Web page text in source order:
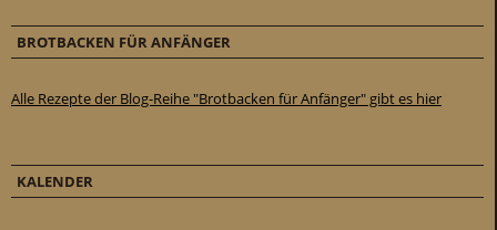
BROTBACKEN FÜR ANFÄNGER
Alle Rezepte der Blog-Reihe "Brotbacken für Anfänger" gibt es hier
KALENDER